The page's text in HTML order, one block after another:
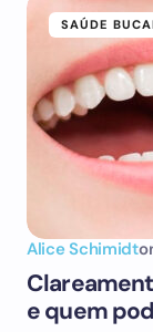
SAÚDE
Alice Schimidt
e quem